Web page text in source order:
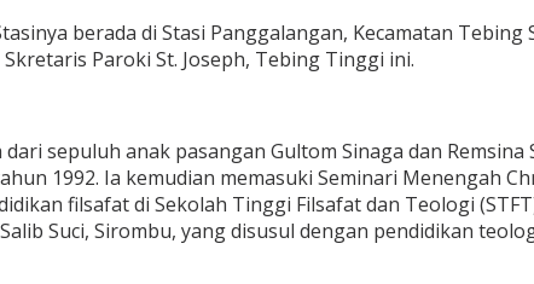
berada di Stasi Panggalangan, Kecamatan
Paroki St. Joseph, Tebing Tinggi ini.
sepuluh anak pasangan Gultom Sinaga dan
1992. Ia kemudian memasuki Seminari Menengah
filsafat di Sekolah Tinggi Filsafat dan Teologi
Suci, Sirombu, yang disusul dengan pendidikan